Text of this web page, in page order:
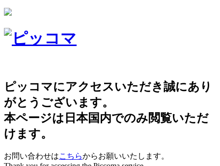
ピッコマにアクセスいただき誠にあり
がとうございます。
本ページは日本国内でのみ閲覧いただ
けます。
お問い合わせはこちらからお願いいたします。